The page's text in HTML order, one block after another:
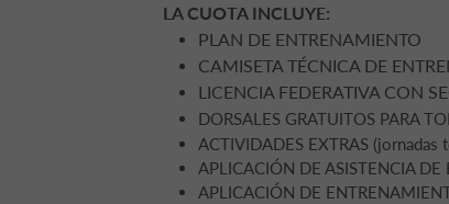
LA CUOTA INCLUYE:
PLAN DE ENTRENAMIENTO
CAMISETA TÉCNICA DE
LICENCIA FEDERATIVA CON
DORSALES GRATUITOS PARA
ACTIVIDADES EXTRAS
APLICACIÓN DE ASISTENCIA
APLICACIÓN DE